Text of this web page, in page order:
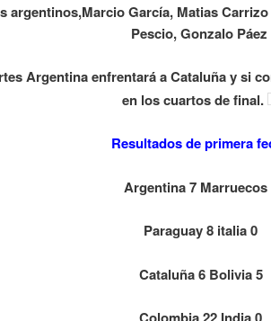
argentinos,Marcio García, Matias
Pescio, Gonzalo Páez
Argentina enfrentará a Cataluña y si
en los cuartos de final.
Resultados de primera
Argentina 7 Marruecos
Paraguay 8 italia 0
Cataluña 6 Bolivia 5